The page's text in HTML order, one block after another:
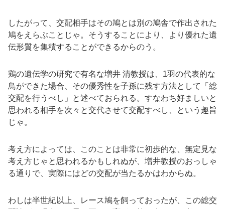
したがって、交配相手はその鳩とは別の鳩舎で作出された
鳩をえらぶことじゃ。そうすることにより、より優れた遺
伝形質を集積することができるからのう。
鶏の遺伝学の研究で有名な増井 清教授は、1羽の代表的な
鳥ができた場合、その優秀性を子孫に残す方法として「総
交配を行うべし」と述べておられる。すなわち好ましいと
思われる相手を次々と交代させて交配すべし、という趣旨
じゃ。
考え方によっては、このことは非常に初歩的な、無定見な
考え方じゃと思われるかもしれぬが、増井教授のおっしゃ
る通りで、実際にはどの交配が当たるかはわからぬ。
わしは半世紀以上、レース鳩を飼っておったが、この総交